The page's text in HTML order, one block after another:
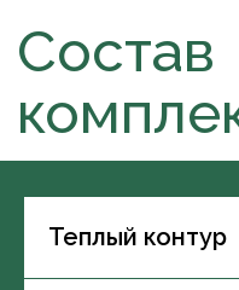
Теплый контур